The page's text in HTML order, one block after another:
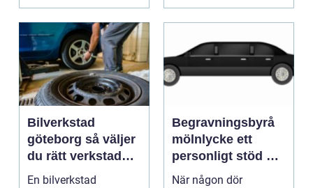
Bilverkstad
göteborg så väljer
du rätt verkstad
för din bil
En bilverkstad
Begravningsbyrå
mölnlycke ett
personligt stöd när
någon gått bort
När någon dör